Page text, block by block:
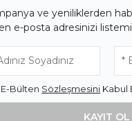
ve yeniliklerden
e-posta adresinizi
E-Bülten Sözleşmesini Kabul